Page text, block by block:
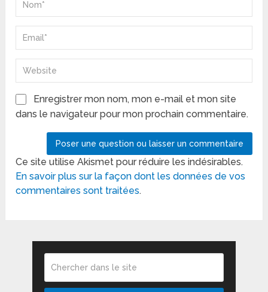
Enregistrer mon nom, mon e-mail et mon site
dans le navigateur pour mon prochain commentaire.
Ce site utilise Akismet pour réduire les indésirables.
En savoir plus sur la façon dont les données de vos
commentaires sont traitées.